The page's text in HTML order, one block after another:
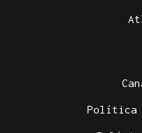
Política